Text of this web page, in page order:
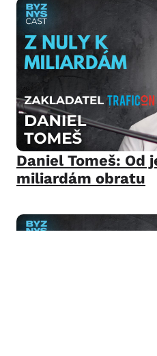
Daniel Tomeš: Od
miliardám obratu